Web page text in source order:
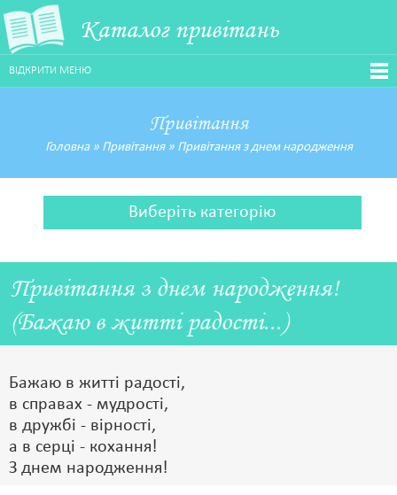
Каталог привітань
ВІДКРИТИ МЕНЮ
Привітання
Головна» Привітання» Привітання з днем народження
Виберіть категорію
Привітання з днем народження!
(Бажаю в житті радості...)
Бажаю в житті радості,
в справах - мудрості,
в дружбі - вірності,
а в серці - кохання!
З днем народження!